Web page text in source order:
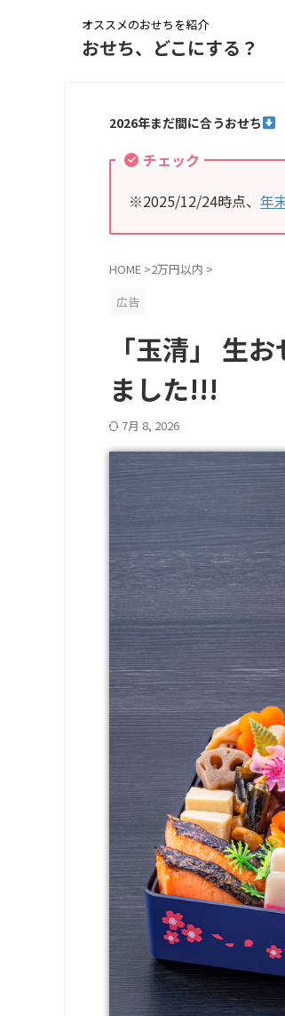
オススメのおせちを紹介
おせち、どこにする？
2026年まだ間に合うおせち
チェック
※2025/12/24時点、 年
HOME >2万円以内 >
広告
「玉清」 生
ました!!!
7月 8, 2026